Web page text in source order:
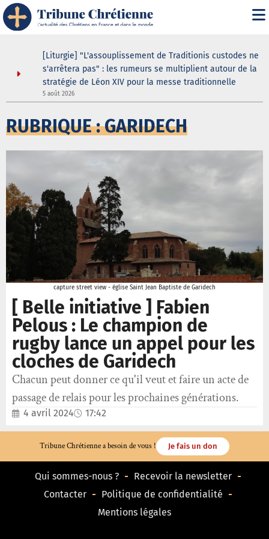
[Liturgie] "L'assouplissement de Traditionis custodes ne
s'arrêtera pas" : les rumeurs se multiplient autour de la
stratégie de Léon XIV pour la messe traditionnelle
5 août 2026
RUBRIQUE : GARIDECH
capture street view - église Saint Jean Baptiste de Garidech
[ Belle initiative ] Fabien
Pelous : Le champion de
rugby lance un appel pour les
cloches de Garidech
Chacun peut donner ce qu'il veut et faire un acte de
passage de relais pour les prochaines générations.
4 avril 2024 17:42
Tribune Chrétienne a besoin de vous ! Je fais un don
Qui sommes-nous ?
Recevoir la newsletter
Contacter
Politique de confidentialité
Mentions légales